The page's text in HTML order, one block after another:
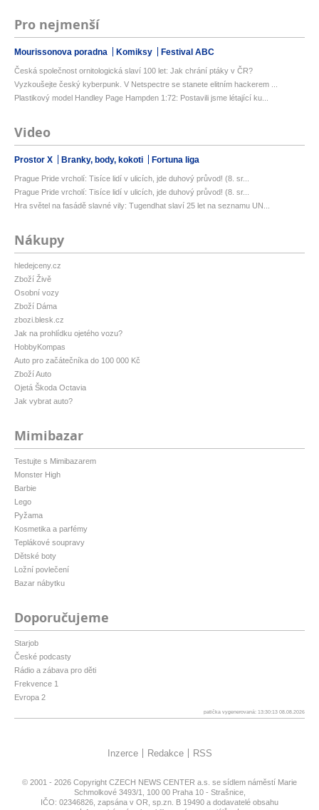
Pro nejmenší
Mourissonova poradna Komiksy Festival ABC
Česká společnost ornitologická slaví 100 let: Jak chrání ptáky v ČR?
Vyzkoušejte český kyberpunk. V Netspectre se stanete elitním hackerem ...
Plastikový model Handley Page Hampden 1:72: Postavili jsme létající ku...
Video
Prostor X Branky, body, kokoti Fortuna liga
Prague Pride vrcholí: Tisíce lidí v ulicích, jde duhový průvod! (8. sr...
Prague Pride vrcholí: Tisíce lidí v ulicích, jde duhový průvod! (8. sr...
Hra světel na fasádě slavné vily: Tugendhat slaví 25 let na seznamu UN...
Nákupy
hledejceny.cz
Zboží Živě
Osobní vozy
Zboží Dáma
zbozi.blesk.cz
Jak na prohlídku ojetého vozu?
HobbyKompas
Auto pro začátečníka do 100 000 Kč
Zboží Auto
Ojetá Škoda Octavia
Jak vybrat auto?
Mimibazar
Testujte s Mimibazarem
Monster High
Barbie
Lego
Pyžama
Kosmetika a parfémy
Teplákové soupravy
Dětské boty
Ložní povlečení
Bazar nábytku
Doporučujeme
Starjob
České podcasty
Rádio a zábava pro děti
Frekvence 1
Evropa 2
patička vygenerovaná: 13:30:13 08.08.2026
Inzerce Redakce RSS
© 2001 - 2026 Copyright CZECH NEWS CENTER a.s. se sídlem náměstí Marie
Schmolkové 3493/1, 100 00 Praha 10 - Strašnice,
IČO: 02346826, zapsána v OR, sp.zn. B 19490 a dodavatelé obsahu